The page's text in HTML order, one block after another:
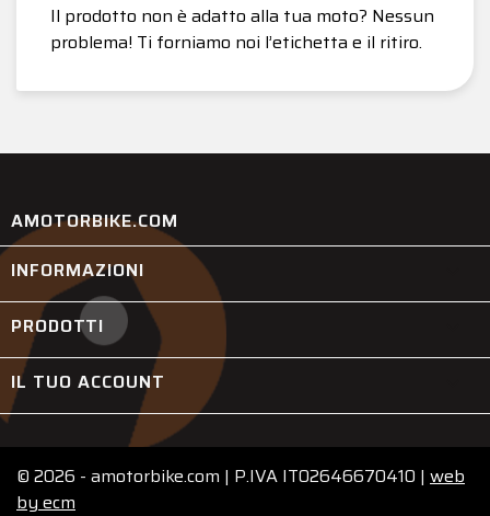
Il prodotto non è adatto alla tua moto? Nessun
problema! Ti forniamo noi l’etichetta e il ritiro.
AMOTORBIKE.COM
INFORMAZIONI
PRODOTTI
IL TUO ACCOUNT
© 2026 - amotorbike.com | P.IVA IT02646670410 | web
byecm